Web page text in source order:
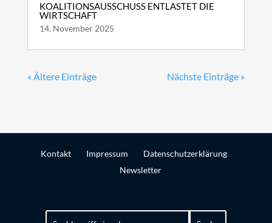
KOALITIONSAUSSCHUSS ENTLASTET DIE
WIRTSCHAFT
14. November 2025
« Ältere Einträge Nächste Einträge »
Kontakt Impressum
Datenschutzerklärung
Newsletter